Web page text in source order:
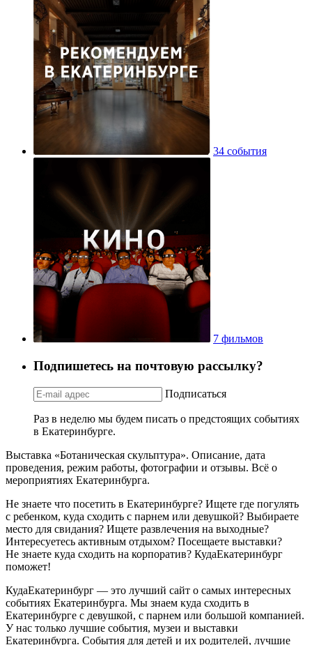
34 события
7 фильмов
Подпишетесь на почтовую рассылку?
Подписаться
Раз в неделю мы будем писать о предстоящих событиях
в Екатеринбурге.
Выставка «Ботаническая скульптура». Описание, дата
проведения, режим работы, фотографии и отзывы. Всё о
мероприятиях Екатеринбурга.
Не знаете что посетить в Екатеринбурге? Ищете где погулять
с ребенком, куда сходить с парнем или девушкой? Выбираете
место для свидания? Ищете развлечения на выходные?
Интересуетесь активным отдыхом? Посещаете выставки?
Не знаете куда сходить на корпоратив? КудаЕкатеринбург
поможет!
КудаЕкатеринбург — это лучший сайт о самых интересных
событиях Екатеринбурга. Мы знаем куда сходить в
Екатеринбурге с девушкой, с парнем или большой компанией.
У нас только лучшие события, музеи и выставки
Екатеринбурга. События для детей и их родителей, лучшие